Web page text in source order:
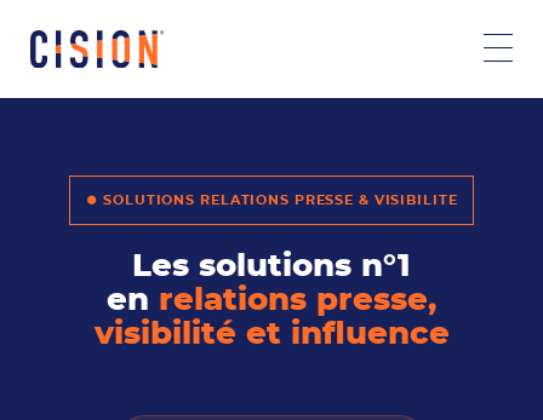
⏺ SOLUTIONS RELATIONS PRESSE & VISIBILITE
Les solutions n°1
en relations presse,
visibilité et influence